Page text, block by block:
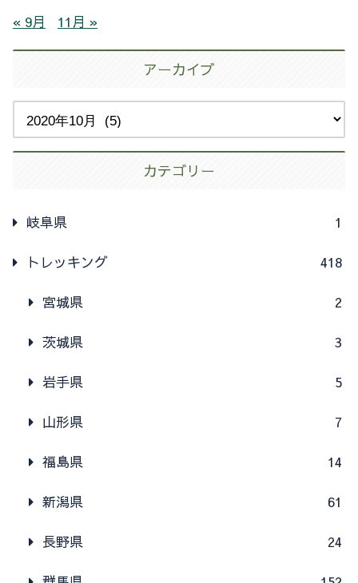
« 9月 11月 »
アーカイブ
カテゴリー
岐阜県 1
トレッキング 418
宮城県 2
茨城県 3
岩手県 5
山形県 7
福島県 14
新潟県 61
長野県 24